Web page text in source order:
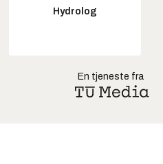
Hydrolog
En tjeneste fra